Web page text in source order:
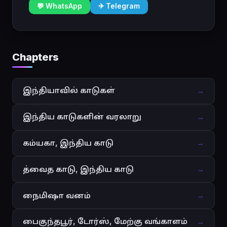
💬 WhatsApp ✈ Telegram
Chapters
இந்தியாவில் காடுகள் →
இந்திய காடுகளின் வரலாறு →
கம்யகா, இந்திய காடு →
த்வைத காடு, இந்திய காடு →
நைமிஷா வனம் →
பைகுந்தபூர், டோர்ஸ், மேற்கு வங்காளம் →